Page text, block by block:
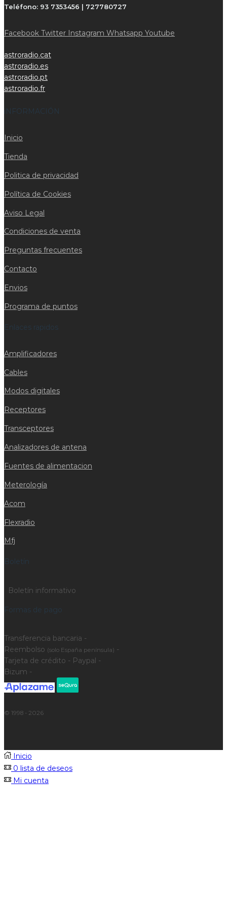
Teléfono: 93 7353456 | 727780727
Facebook Twitter Instagram Whatsapp Youtube
astroradio.cat
astroradio.es
astroradio.pt
astroradio.fr
iNFORMACIÓN
Inicio
Tienda
Politica de privacidad
Política de Cookies
Aviso Legal
Condiciones de venta
Preguntas frecuentes
Contacto
Envios
Programa de puntos
Enlaces rapidos
Amplificadores
Cables
Modos digitales
Receptores
Transceptores
Analizadores de antena
Fuentes de alimentacion
Meterología
Acom
Flexradio
Mfj
Boletín
Boletín informativo
Formas de pago
Transferencia bancaria -
Reembolso (solo España península) -
Tarjeta de crédito - Paypal -
Bizum -
© 1998 - 2026
Inicio
0 lista de deseos
Mi cuenta